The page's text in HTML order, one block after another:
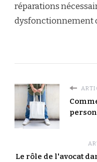
réparations
dysfonctionnement
Le rôle de l'avocat